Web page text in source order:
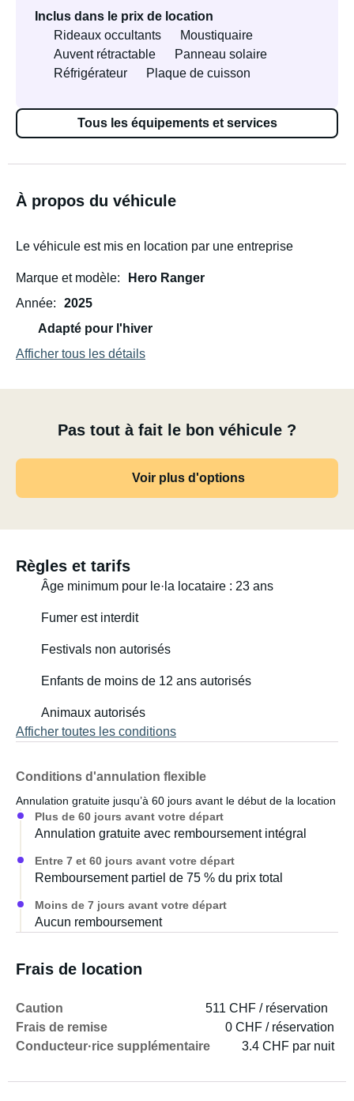
Inclus dans le prix de location
Rideaux occultants
Moustiquaire
Auvent rétractable
Panneau solaire
Réfrigérateur
Plaque de cuisson
Tous les équipements et services
À propos du véhicule
Le véhicule est mis en location par une entreprise
Marque et modèle
Hero Ranger
Année
2025
Adapté pour l'hiver
Afficher tous les détails
Pas tout à fait le bon véhicule ?
Voir plus d'options
Règles et tarifs
Âge minimum pour le·la locataire : 23 ans
Fumer est interdit
Festivals non autorisés
Enfants de moins de 12 ans autorisés
Animaux autorisés
Afficher toutes les conditions
Conditions d'annulation flexible
Annulation gratuite jusqu’à 60 jours avant le début de la location
Plus de 60 jours avant votre départ
Annulation gratuite avec remboursement intégral
Entre 7 et 60 jours avant votre départ
Remboursement partiel de 75 % du prix total
Moins de 7 jours avant votre départ
Aucun remboursement
Frais de location
Caution
511 CHF / réservation
Frais de remise
0 CHF / réservation
Conducteur·rice supplémentaire
3.4 CHF par nuit